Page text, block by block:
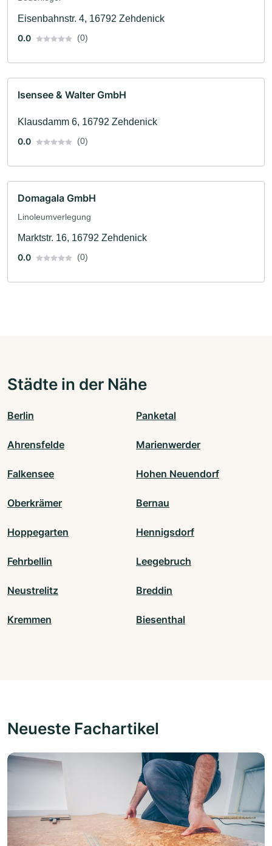
Eisenbahnstr. 4, 16792 Zehdenick
0.0
(0)
Isensee & Walter GmbH
Klausdamm 6, 16792 Zehdenick
0.0
(0)
Domagala GmbH
Linoleumverlegung
Marktstr. 16, 16792 Zehdenick
0.0
(0)
Städte in der Nähe
Berlin Panketal
Ahrensfelde Marienwerder
Falkensee Hohen Neuendorf
Oberkrämer Bernau
Hoppegarten Hennigsdorf
Fehrbellin Leegebruch
Neustrelitz Breddin
Kremmen Biesenthal
Neueste Fachartikel